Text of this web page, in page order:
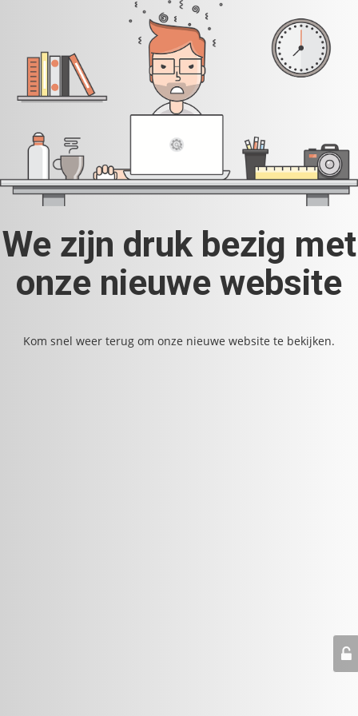
We zijn druk bezig met
onze nieuwe website
Kom snel weer terug om onze nieuwe website te bekijken.